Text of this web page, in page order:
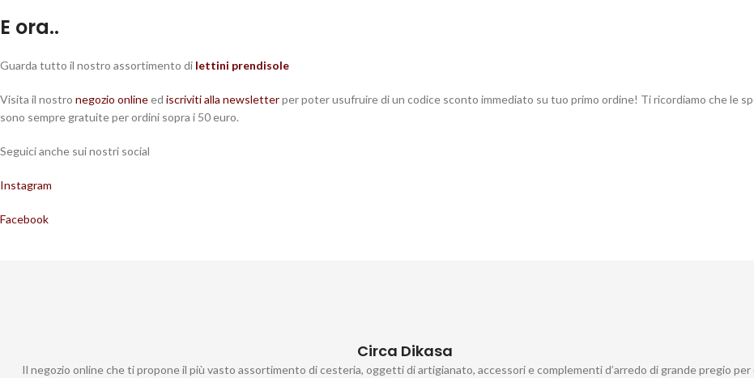
E ora..
Guarda tutto il nostro assortimento di lettini prendisole
Visita il nostro negozio onlineed iscriviti alla newsletterper poter usufruire di un codice sconto immediato su tuo primo ordine! Ti ricordiamo che le
sono sempre gratuite per ordini sopra i 50 euro.
Seguici anche sui nostri social
Instagram
Facebook
Circa Dikasa
Il negozio online che ti propone il più vasto assortimento di cesteria, oggetti di artigianato, accessori e complementi d’arredo di grande pregio per